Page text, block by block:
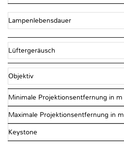
Lampenlebensdauer
Lüftergeräusch
Objektiv
Minimale Projektionsentfernung in m
Maximale Projektionsentfernung in m
Keystone